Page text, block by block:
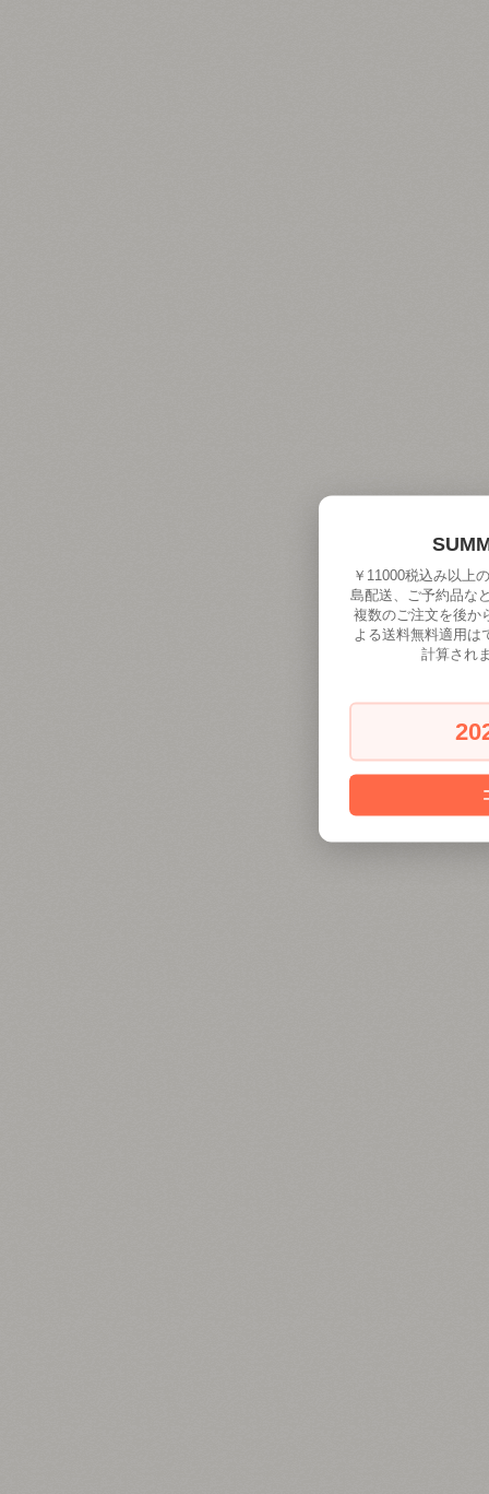
￥11000税込み以上
島配送、ご予約品な
複数のご注文を後か
よる送料無料適用は
計算され